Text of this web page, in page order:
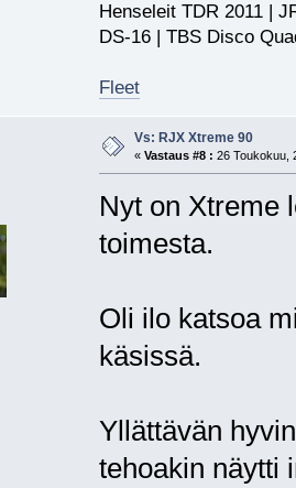
Henseleit TDR 2011 |
DS-16 | TBS Disco
Fleet
Vs: RJX Xtreme 90
« Vastaus #8 : 26 Toukokuu,
Nyt on Xtreme
toimesta.
Oli ilo katsoa
käsissä.
Yllättävän
tehoakin näytti